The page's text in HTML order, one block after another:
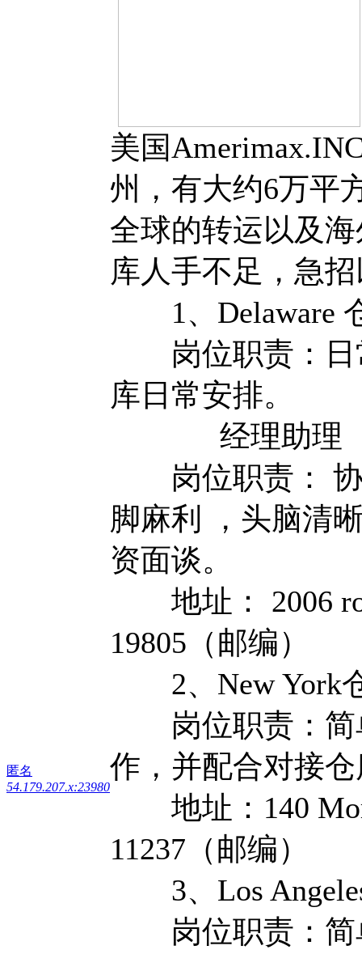
匿名
54.179.207.x:23980
美国
州，有大约6万平
全球的转运以及
库人手不足，急
1、Delaware
岗位职责：日
库日常安排。
经理助理
岗位职责： 协
脚麻利 ，头脑清
资面谈。
地址： 2006
19805（邮编）
2、New York
岗位职责：简
作，并配合对接
地址：140
11237（邮编）
3、Los
岗位职责：简